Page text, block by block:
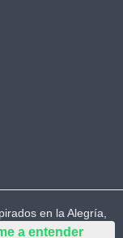
a entender
en la Alegría,
la gente a que sea